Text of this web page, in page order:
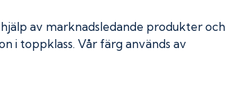
av marknadsledande produkter och
i toppklass. Vår färg används av